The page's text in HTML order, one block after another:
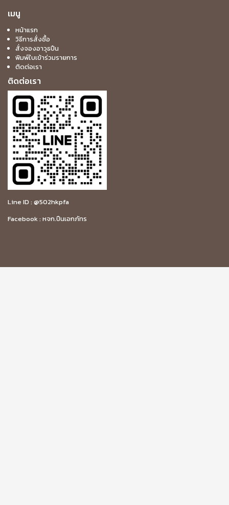
เมนู
หน้าแรก
วิธีการสั่งซื้อ
สั่งจองอาวุธปืน
พิมพ์ใบเข้าร่วมรายการ
ติดต่อเรา
ติดต่อเรา
Line ID : @502hkpfa
Facebook : หจก.ปืนเอกภัทร